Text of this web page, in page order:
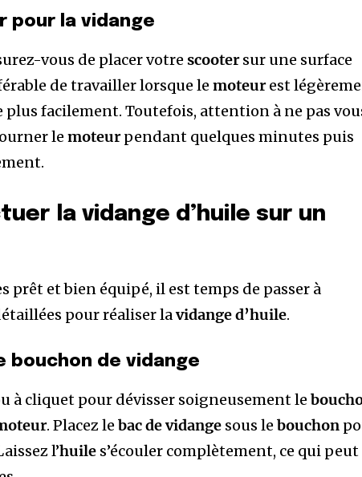
pour la vidange
vous de placer votrescootersur une surface
de travailler lorsque lemoteurest
plus facilement. Toutefois, attention à ne pas
lemoteurpendant quelques minutes puis
la vidange d’huile sur un
prêt et bien équipé, il est temps de passer à
pour réaliser lavidange d’huile.
bouchon de vidange
à cliquet pour dévisser soigneusement le
. Placez lebac de vidange sous lebouchon
l’huile s’écouler complètement, ce qui peut